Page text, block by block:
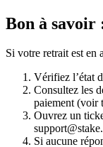
Bon à
Si votre retrait est en
Vérifiez l’état
Consultez les
paiement (voir
Ouvrez un
Si aucune